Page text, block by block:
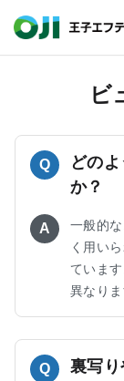
ビ
Q
どの
か？
A
一般的
く用い
ていま
異なりま
Q
裏写